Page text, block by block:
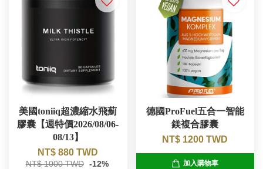
美國toniiq超濃縮水飛薊
膠囊【週特價2026/08/06-
08/13】
NT$ 880 TWD
NT$ 1000 TWD -12%
德國ProFuel五合一智能
鎂複合膠囊
NT$ 1200 TWD
加入購物車